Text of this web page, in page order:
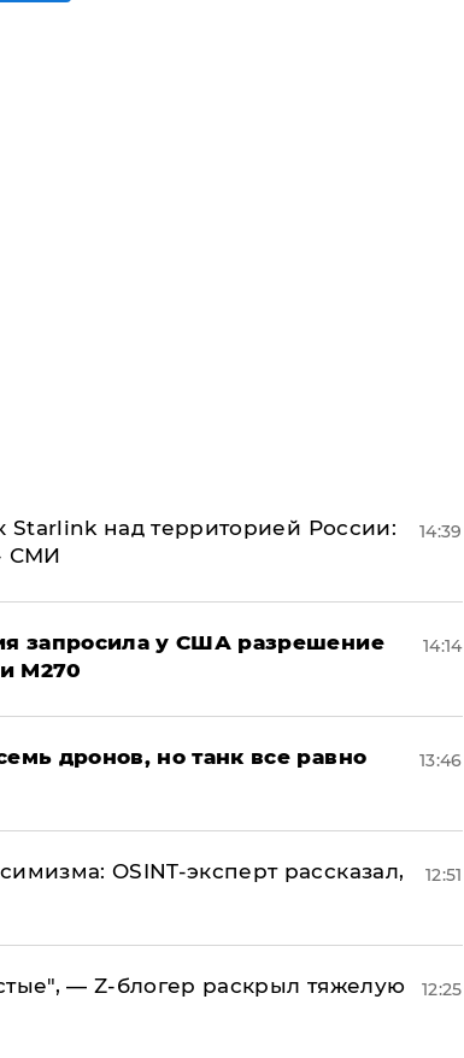
Starlink над территорией России:
СМИ
14:39
запросила у США разрешение
M270
14:14
дронов, но танк все равно
13:46
OSINT-эксперт рассказал,
12:51
— Z-блогер раскрыл тяжелую
12:25